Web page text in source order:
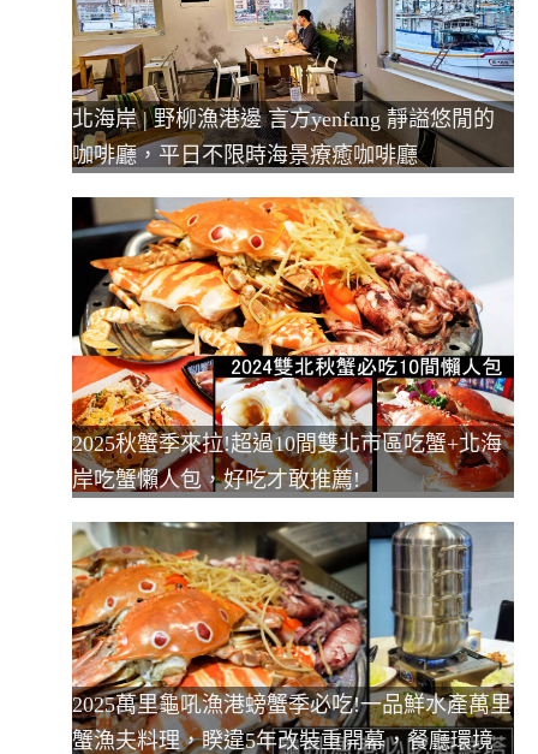
北海岸 | 野柳漁港邊 言方yenfang 靜謚悠閒的
咖啡廳，平日不限時海景療癒咖啡廳
2025秋蟹季來拉!超過10間雙北市區吃蟹+北海
岸吃蟹懶人包，好吃才敢推薦!
2025萬里龜吼漁港螃蟹季必吃!一品鮮水產萬里
蟹漁夫料理，睽違5年改裝重開幕，餐廳環境